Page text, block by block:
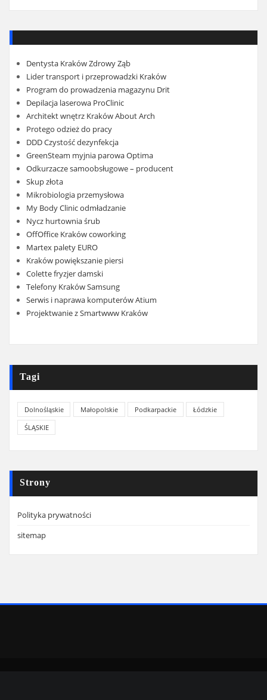
Dentysta Kraków Zdrowy Ząb
Lider transport i przeprowadzki Kraków
Program do prowadzenia magazynu Drit
Depilacja laserowa ProClinic
Architekt wnętrz Kraków About Arch
Protego odzież do pracy
DDD Czystość dezynfekcja
GreenSteam myjnia parowa Optima
Odkurzacze samoobsługowe – producent
Skup złota
Mikrobiologia przemysłowa
My Body Clinic odmładzanie
Nycz hurtownia śrub
OffOffice Kraków coworking
Martex palety EURO
Kraków powiększanie piersi
Colette fryzjer damski
Telefony Kraków Samsung
Serwis i naprawa komputerów Atium
Projektwanie z Smartwww Kraków
Tagi
Dolnośląskie Małopolskie Podkarpackie
Łódzkie
ŚLĄSKIE
Strony
Polityka prywatności
sitemap